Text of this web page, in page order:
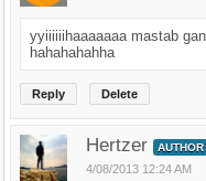
yyiiiiiihaaaaaaa mastab
hahahahahha
Reply Delete
Hertzer AUTHOR
4/08/2013 12:24 AM